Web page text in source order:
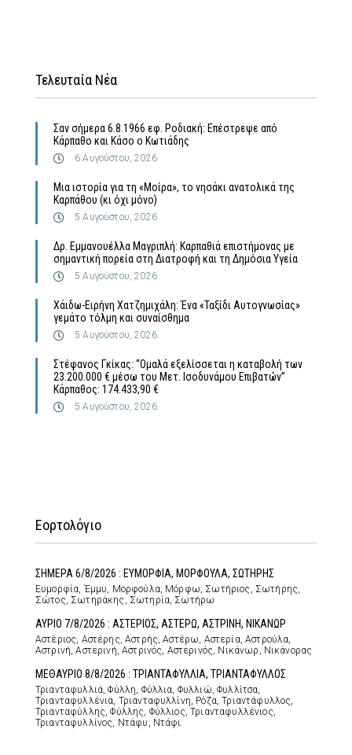
Τελευταία Νέα
Σαν σήμερα 6.8.1966 εφ. Ροδιακή: Επέστρεψε από
Κάρπαθο και Κάσο ο Κωτιάδης
6 Αυγούστου, 2026
Μια ιστορία για τη «Μοίρα», το νησάκι ανατολικά της
Καρπάθου (κι όχι μόνο)
5 Αυγούστου, 2026
Δρ. Εμμανουέλλα Μαγριπλή: Καρπαθιά επιστήμονας με
σημαντική πορεία στη Διατροφή και τη Δημόσια Υγεία
5 Αυγούστου, 2026
Χάιδω-Ειρήνη Χατζημιχάλη: Ένα «Ταξίδι Αυτογνωσίας»
γεμάτο τόλμη και συναίσθημα
5 Αυγούστου, 2026
Στέφανος Γκίκας: “Ομαλά εξελίσσεται η καταβολή των
23.200.000 € μέσω του Μετ. Ισοδυνάμου Επιβατών”
Κάρπαθος: 174.433,90 €
5 Αυγούστου, 2026
Εορτολόγιο
ΣΗΜΕΡΑ 6/8/2026 : ΕΥΜΟΡΦΙΑ, ΜΟΡΦΟΥΛΑ, ΣΩΤΗΡΗΣ
Ευμορφία, Έμμυ, Μορφούλα, Μόρφω, Σωτήριος, Σωτήρης,
Σώτος, Σωτηράκης, Σωτηρία, Σωτήρω
ΑΥΡΙΟ 7/8/2026 : ΑΣΤΕΡΙΟΣ, ΑΣΤΕΡΩ, ΑΣΤΡΙΝΗ, ΝΙΚΑΝΩΡ
Αστέριος, Αστέρης, Αστρής, Αστέρω, Αστερία, Αστρούλα,
Αστρινή, Αστερινή, Αστρινός, Αστερινός, Νικάνωρ, Νικάνορας
ΜΕΘΑΥΡΙΟ 8/8/2026 : ΤΡΙΑΝΤΑΦΥΛΛΙΑ, ΤΡΙΑΝΤΑΦΥΛΛΟΣ
Τριανταφυλλιά, Φύλλη, Φύλλια, Φυλλιώ, Φυλλίτσα,
Τριανταφυλλένια, Τριανταφυλλίνη, Ρόζα, Τριαντάφυλλος,
Τριανταφύλλης, Φύλλης, Φύλλιος, Τριανταφυλλένιος,
Τριανταφυλλίνος, Ντάφυ, Ντάφι